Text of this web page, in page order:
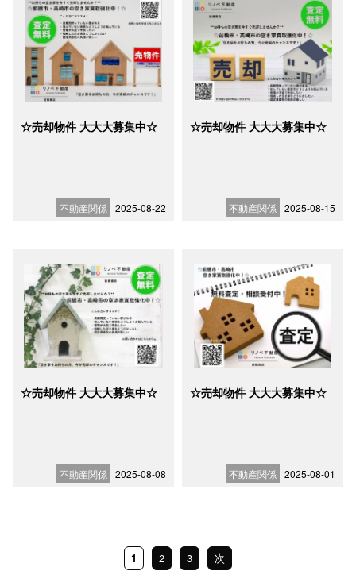
☆売却物件 大大大募集中☆
不動産関係 2025-08-22
☆売却物件 大大大募集中☆
不動産関係 2025-08-15
☆売却物件 大大大募集中☆
不動産関係 2025-08-08
☆売却物件 大大大募集中☆
不動産関係 2025-08-01
1 2 3 次